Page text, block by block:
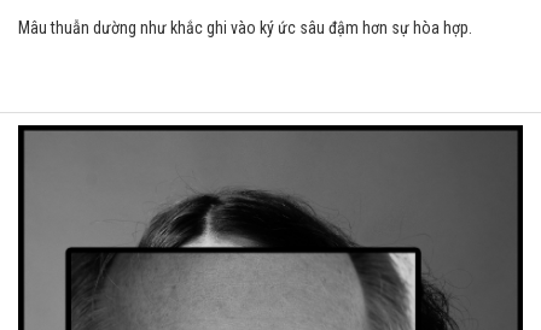
Mâu thuẫn dường như khắc ghi vào ký ức sâu đậm hơn sự hòa hợp.